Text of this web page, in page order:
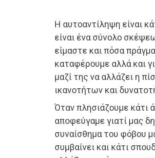
Η αυτοαντίληψη είναι
είναι ένα σύνολο
είμαστε και πόσα
καταφέρουμε αλλά και
μαζί της να αλλάζει η
ικανοτήτων και
Όταν πλησιάζουμε κάτι
αποφεύγαμε γιατί μας
συναίσθημα του φόβου
συμβαίνει και κάτι